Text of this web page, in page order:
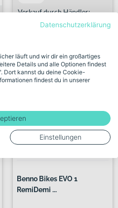
Verkauf durch Händler:
BIKE STORE COLOGNE
Benno Bikes EVO 1
RemiDemi ...
Datenschutzerklärung
läuft und wir dir ein großartiges
Details und alle Optionen findest
Dort kannst du deine Cookie-
findest du in unserer
Einstellungen